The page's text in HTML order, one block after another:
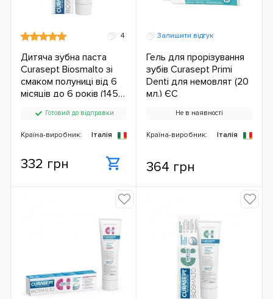
4
Дитяча зубна паста
Curasept Biosmalto зі
смаком полуниці від 6
місяців до 6 років (1450
Готовий до відправки
Країна-виробник: Італія
332 грн
Залишити відгук
Гель для прорізування
зубів Curasept Primi
Denti для немовлят (20
мл.) ЄС
Не в наявності
Країна-виробник: Італія
364 грн